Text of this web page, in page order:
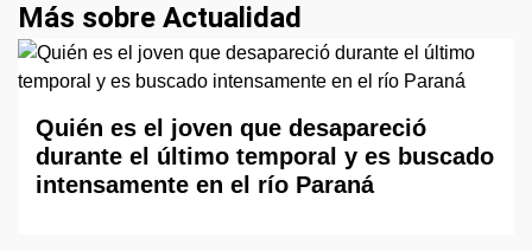
Más sobre Actualidad
Quién es el joven que desapareció
durante el último temporal y es buscado
intensamente en el río Paraná